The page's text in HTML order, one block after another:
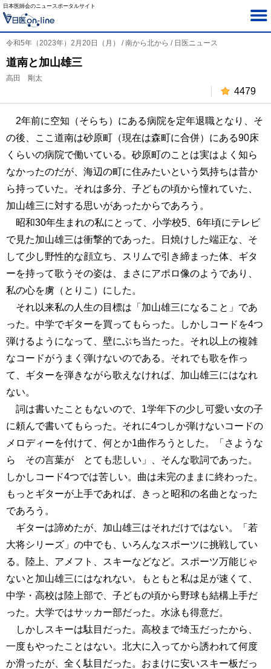
日本医師会のニュースポータルサイト
令和5年（2023年）2月20日（月） / 南から北から / 日医ニュース
道南と加山雄三
高田 剛太
4479
2年前に空知（そらち）にある病院を定年退職となり、そ
の後、ここ道南は砂原町（現在は森町に合併）にある90床
くらいの病院で働いている。砂原町のことは実はよく知ら
なかったのだが、海辺の町に住みたいという気持ちは昔か
ら持っていた。それは多分、子どもの頃から憧れていた、
加山雄三に対する思いがあったからであろう。
昭和30年生まれの私にとって、小学校5、6年頃にテレビ
で見た加山雄三は衝撃的であった。日焼けした端正な、そ
して少し野性的な顔立ち、スリムで引き締まった体、ギタ
ーを持って歌うその姿は、まさにアポロ像のようであり、
私の心を虜（とりこ）にした。
それ以来私の人生の目標は「加山雄三になること」であ
った。中学でギターを買ってもらった。しかしコードを4つ
弾けるようになって、壁にぶち当たった。それ以上の複雑
なコードがうまく弾けないのである。それでも歌を作っ
て、ギターを弾きながら歌えなければ、加山雄三にはなれ
ない。
詞は書いたこともないので、1学年下の少し可愛い女の子
に頼んで書いてもらった。それに4つしか弾けないコードの
メロディーを付けて、何とか1曲作ろうとした。「さような
ら その言葉が とても悲しい」、そんな歌詞であった。
しかしコード4つでは苦しい。曲は未完のままに終わった。
もっとギターが上手であれば、きっと昭和の名曲となった
であろう。
ギターは諦めたが、加山雄三はそれだけではない。「若
大将シリーズ」の中でも、いろんなスポーツに挑戦してい
る。陸上、アメフト、スキーなどなど。スポーツ万能じゃ
ないと加山雄三にはなれない。もともと私は足が速くて、
中学・高校は陸上部で、子どもの頃から野球も結構上手だ
った。大学ではサッカー部だった。水泳も得意だ。
しかしスキーは駄目だった。高校まで埼玉だったから、
一度もやったことはない。北大に入ってから誘われて何度
か滑ったが、全く駄目だった。おまけに安いスキー板だっ